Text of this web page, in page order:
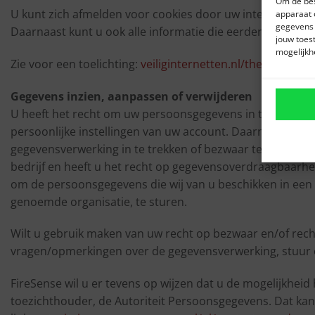
apparaat
jouw
U kunt zich afmelden voor cookies door uw
Daarnaast kunt u ook alle informatie die eerder is
Zie voor een toelichting: veiliginternetten.nl/themes/
Gegevens inzien, aanpassen of verwijderen
U heeft het recht om uw persoonsgegevens in te zien,
persoonlijke instellingen van uw account. Daarnaast
gegevensverwerking in te trekken of bezwaar te maken
bedrijf en heeft u het recht op
om de persoonsgegevens die wij van u beschikken in
genoemde organisatie, te sturen.
Wilt u gebruik maken van uw recht op bezwaar en/of
vragen/opmerkingen over de gegevensverwerking,
FireSense wil u er tevens op wijzen dat u de
toezichthouder, de Autoriteit Persoonsgegevens. Dat